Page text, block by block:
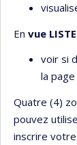
En vue LISTE
voir si
la
Quatre (4)
pouvez
inscrire